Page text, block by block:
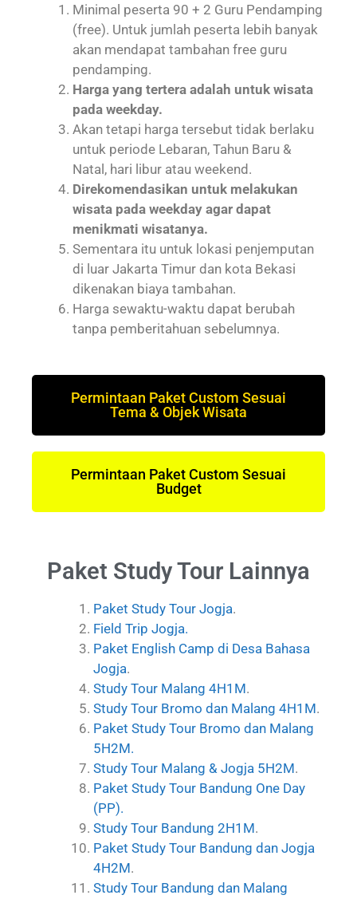
Minimal peserta 90 + 2 Guru Pendamping
(free). Untuk jumlah peserta lebih banyak
akan mendapat tambahan free guru
pendamping.
Harga yang tertera adalah untuk wisata
pada weekday.
Akan tetapi harga tersebut tidak berlaku
untuk periode Lebaran, Tahun Baru &
Natal, hari libur atau weekend.
Direkomendasikan untuk melakukan
wisata pada weekday agar dapat
menikmati wisatanya.
Sementara itu untuk lokasi penjemputan
di luar Jakarta Timur dan kota Bekasi
dikenakan biaya tambahan.
Harga sewaktu-waktu dapat berubah
tanpa pemberitahuan sebelumnya.
Permintaan Paket Custom Sesuai
Tema & Objek Wisata
Permintaan Paket Custom Sesuai
Budget
Paket Study Tour Lainnya
Paket Study Tour Jogja.
Field Trip Jogja.
Paket English Camp di Desa Bahasa
Jogja.
Study Tour Malang 4H1M.
Study Tour Bromo dan Malang 4H1M.
Paket Study Tour Bromo dan Malang
5H2M.
Study Tour Malang & Jogja 5H2M.
Paket Study Tour Bandung One Day
(PP).
Study Tour Bandung 2H1M.
Paket Study Tour Bandung dan Jogja
4H2M.
Study Tour Bandung dan Malang